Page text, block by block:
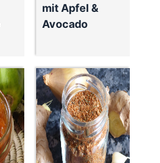
mit Apfel &
Avocado